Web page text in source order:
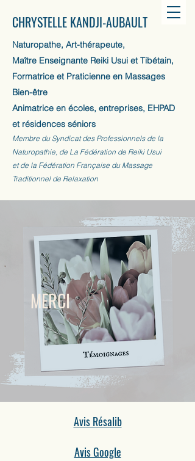
CHRYSTELLE KANDJI-AUBAULT
Naturopathe, Art-thérapeute,
Maître Enseignante Reiki Usui et Tibétain,
Formatrice et Praticienne en Massages
Bien-être
Animatrice en écoles, entreprises, EHPAD
et résidences séniors
Membre du Syndicat des Professionnels de la
Naturopathie, de La Fédération de Reiki Usui
et de la Fédération Française du Massage
Traditionnel de Relaxation
MERCI
Avis Résalib
Avis Google